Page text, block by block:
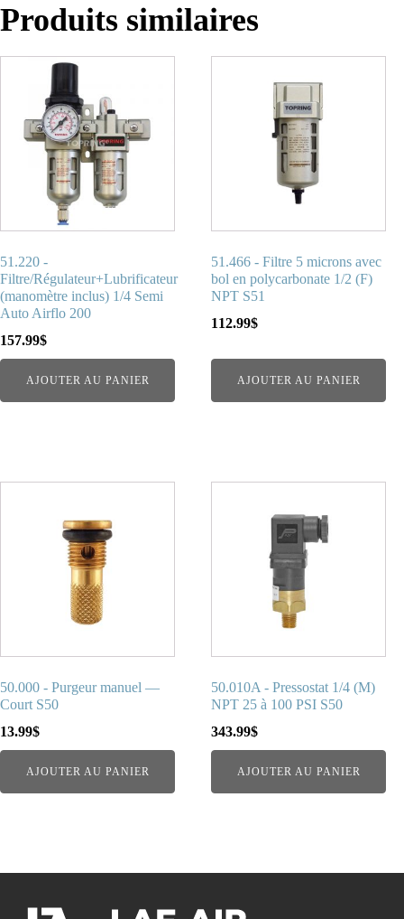
Produits similaires
51.220 -
Filtre/Régulateur+Lubrificateur
(manomètre inclus) 1/4 Semi
Auto Airflo 200
157.99$
AJOUTER AU PANIER
51.466 - Filtre 5 microns avec
bol en polycarbonate 1/2 (F)
NPT S51
112.99$
AJOUTER AU PANIER
50.000 - Purgeur manuel —
Court S50
13.99$
AJOUTER AU PANIER
50.010A - Pressostat 1/4 (M)
NPT 25 à 100 PSI S50
343.99$
AJOUTER AU PANIER